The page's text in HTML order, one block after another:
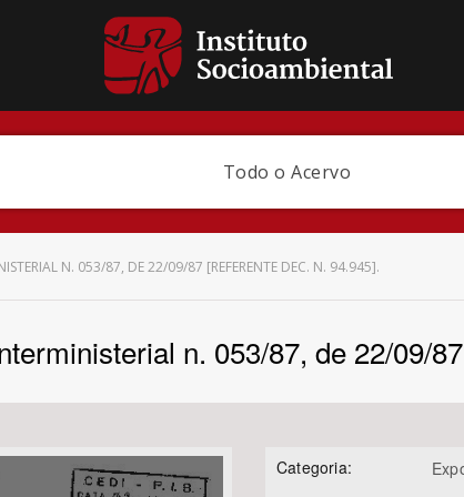
Todo o Acervo
Bioma / Bacia
N. 053/87, DE 22/09/87 [REFERENTE DEC. N. 94.945].
n. 053/87, de 22/09/
Categoria: